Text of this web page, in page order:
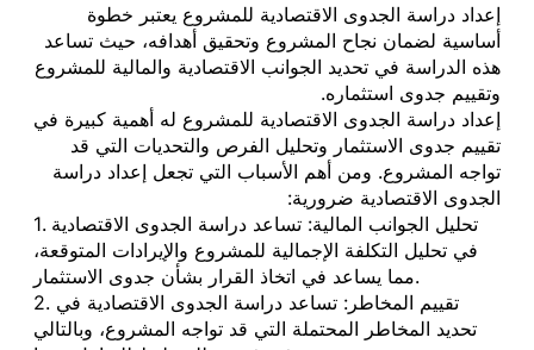
إعداد دراسة الجدوى الاقتصادية للمشروع يعتبر خطوة
أساسية لضمان نجاح المشروع وتحقيق أهدافه، حيث تساعد
هذه الدراسة في تحديد الجوانب الاقتصادية والمالية للمشروع
وتقييم جدوى استثماره.
إعداد دراسة الجدوى الاقتصادية للمشروع له أهمية كبيرة في
تقييم جدوى الاستثمار وتحليل الفرص والتحديات التي قد
تواجه المشروع. ومن أهم الأسباب التي تجعل إعداد دراسة
الجدوى الاقتصادية ضرورية:
1. تحليل الجوانب المالية: تساعد دراسة الجدوى الاقتصادية
في تحليل التكلفة الإجمالية للمشروع والإيرادات المتوقعة،
مما يساعد في اتخاذ القرار بشأن جدوى الاستثمار.
2. تقييم المخاطر: تساعد دراسة الجدوى الاقتصادية في
تحديد المخاطر المحتملة التي قد تواجه المشروع، وبالتالي